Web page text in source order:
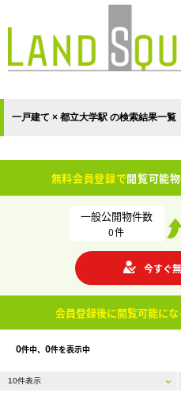
一戸建て × 都立大学駅 の検索結果一覧
無料会員登録で閲覧可能
一般公開物件数
0件
今すぐ
会員登録後に閲覧可能にな
0件中、 0件を表示中